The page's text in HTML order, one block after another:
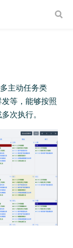
主动任务类
等，能够按照
次执行。